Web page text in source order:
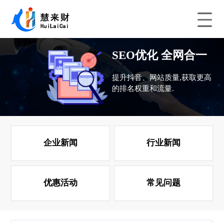
SEO优化 全网合一
提升抖音、网站质量,获取更高
的排名权重和流量.
企业新闻 行业新闻
优惠活动 常见问题